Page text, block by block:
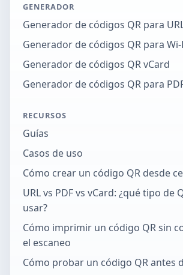
GENERADOR
Generador de códigos QR para
Generador de códigos QR para Wi-
Generador de códigos QR vCard
Generador de códigos QR para
RECURSOS
Guías
Casos de uso
Cómo crear un código QR desde
URL vs PDF vs vCard: ¿qué tipo de
usar?
Cómo imprimir un código QR sin
el escaneo
Cómo probar un código QR antes